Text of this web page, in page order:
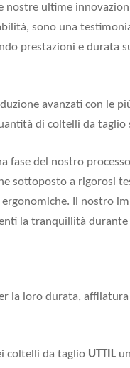
nostre ultime
sono una
prestazioni e durata
avanzati con le
di coltelli da
fase del nostro
sottoposto a rigorosi
Il nostro
la tranquillità durante
la loro durata, affilatura
coltelli da taglio UTTIL